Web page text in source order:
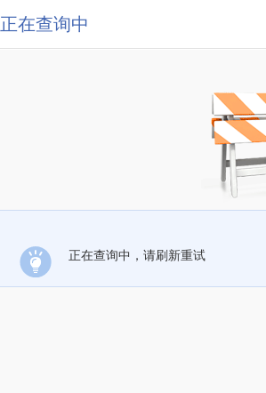
正在查询中
正在查询中，请刷新重试